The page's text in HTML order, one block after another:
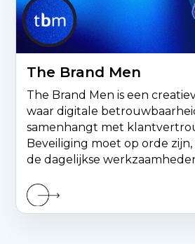
The Brand Men
The Brand Men is een
waar digitale
samenhangt met
Beveiliging moet op orde
de dagelijkse